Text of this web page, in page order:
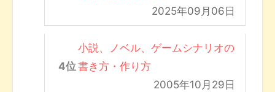
2025年09月06日
小説、ノベル、ゲームシナリオの
書き方・作り方
2005年10月29日